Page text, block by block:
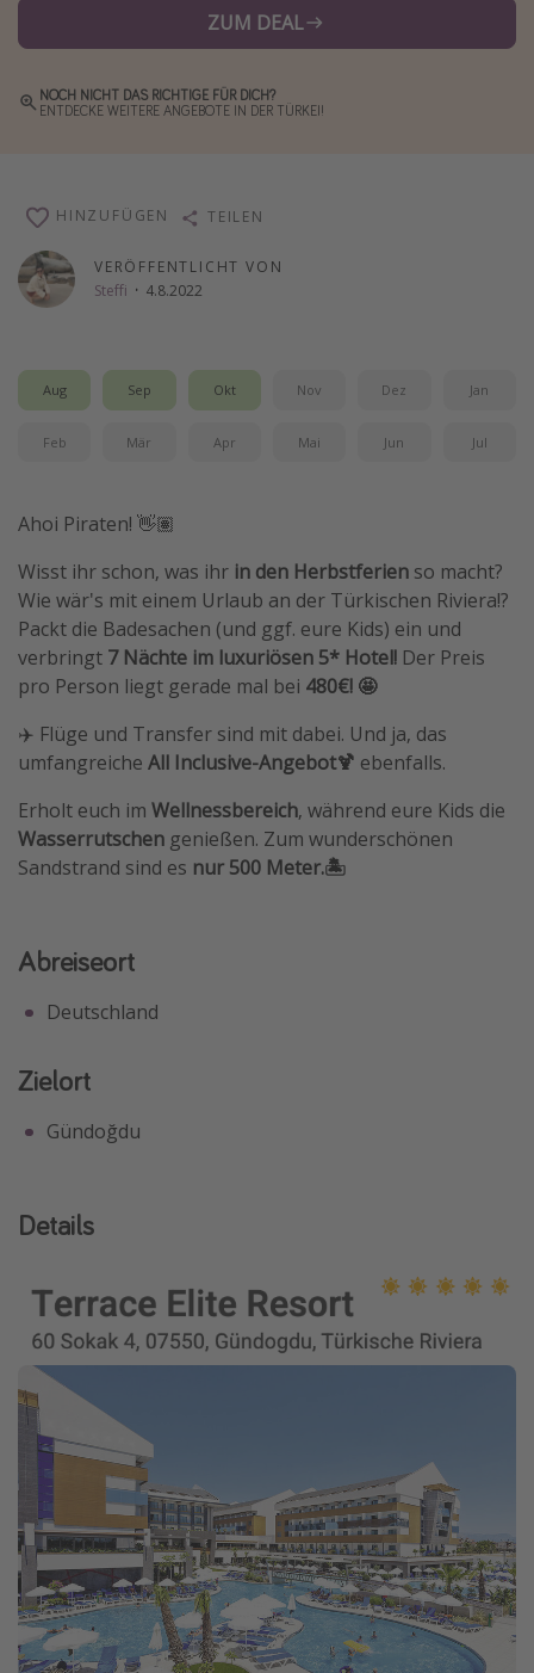
Wochenendtrip
Gruppenreisen
Hotels in Hamburg
Hotels in Amsterdam
Weitere Themen
Reise Journal
Rundreisen in Thailand
Bahnreisen in der Schweiz
Reisepassfreie Reiseziele
Travel Know How
Silvesterreisen
Last Minute Urlaub Deutschland
ZUM DEAL
NOCH NICHT DAS RICHTIGE FÜR DICH?
ENTDECKE WEITERE ANGEBOTE IN DER TÜRKEI!
VERÖFFENTLICHT VON
Steffi · 4.8.2022
HINZUFÜGEN TEILEN
Aug Sep Okt Nov Dez Jan
Feb Mär Apr Mai Jun Jul
Ahoi Piraten! 👋🏽
Wisst ihr schon, was ihr in den Herbstferien so macht?
Wie wär's mit einem Urlaub an der Türkischen Riviera!?
Packt die Badesachen (und ggf. eure Kids) ein und
verbringt 7 Nächte im luxuriösen 5* Hotel! Der Preis
pro Person liegt gerade mal bei 480€! 🤩
✈️ Flüge und Transfer sind mit dabei. Und ja, das
umfangreiche All Inclusive-Angebot🍹 ebenfalls.
Erholt euch im Wellnessbereich, während eure Kids die
Wasserrutschen genießen. Zum wunderschönen
Sandstrand sind es nur 500 Meter.🏝
Abreiseort
Deutschland
Zielort
Gündoğdu
Details